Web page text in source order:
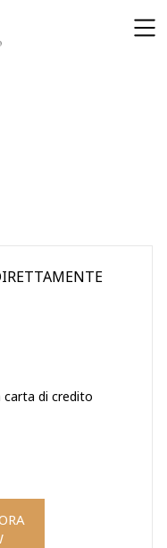
carta di credito